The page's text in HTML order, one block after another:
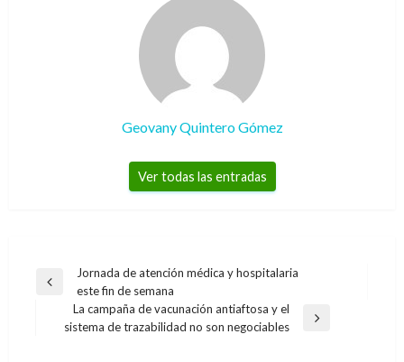
Geovany Quintero Gómez
Ver todas las entradas
Navegación
entradas
Entrada
anterior
Jornada de atención médica y hospitalaria
este fin de semana
Entrada
La campaña de vacunación antiaftosa y el
sistema de trazabilidad no son negociables